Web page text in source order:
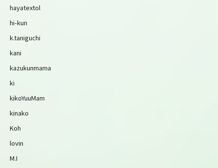
hayatextol
hi-kun
k.taniguchi
kani
kazukunmama
ki
kikoYuuMam
kinako
Koh
lovin
M.I